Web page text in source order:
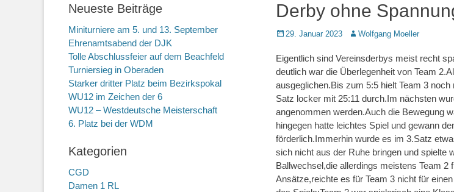
Derby ohne
Posted
29. Januar 2023 AutorWolfgang Moeller
Eigentlich sind Vereinsderbys meist recht
deutlich war die Überlegenheit von Team
ausgeglichen.Bis zum 5:5 hielt Team 3
Satz locker mit 25:11 durch.Im nächsten
angenommen werden.Auch die Bewegung
hingegen hatte leichtes Spiel und gewann
förderlich.Immerhin wurde es im 3.Satz
sich nicht aus der Ruhe bringen und spielte
Ballwechsel,die allerdings meistens Team
Ansätze,reichte es für Team 3 nicht für
Neueste Beiträge
Miniturniere am 5. und 13. September
Ehrenamtsabend der DJK
Tolle Abschlussfeier auf dem Beachfeld
Turniersieg in Oberaden
Starker dritter Platz beim Bezirkspokal
WU12 im Zeichen der 6
WU12 – Westdeutsche Meisterschaft
6. Platz bei der WDM
Kategorien
CGD
Damen 1 RL